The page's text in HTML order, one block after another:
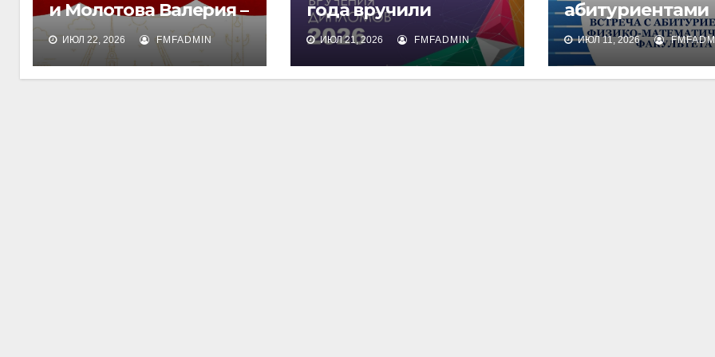
и Молотова Валерия –
лауреаты
международного
конкурса талантов
ИЮЛ 22, 2026 FMFADMIN
года вручили
дипломы о высшем
образовании
ИЮЛ 21, 2026 FMFADMIN
абитуриентами
физико-
факультета и их
ИЮЛ 11, 2026